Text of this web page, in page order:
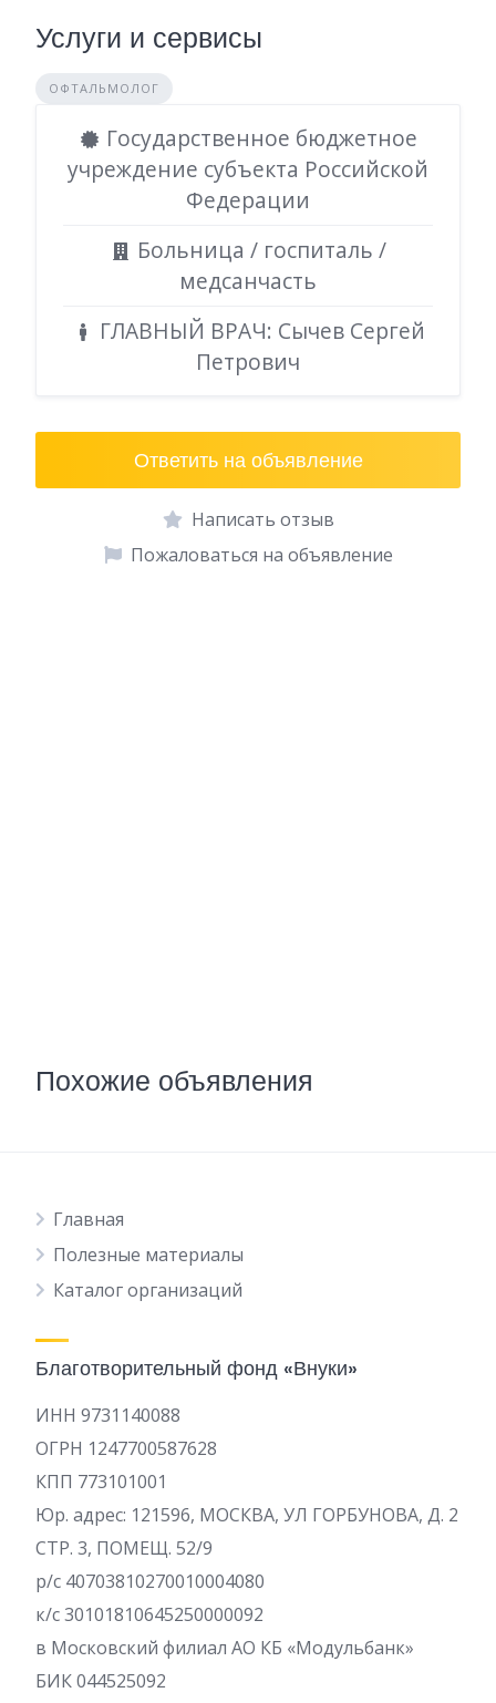
Услуги и сервисы
ОФТАЛЬМОЛОГ
Государственное бюджетное
учреждение субъекта Российской
Федерации
Больница / госпиталь /
медсанчасть
ГЛАВНЫЙ ВРАЧ: Сычев Сергей
Петрович
Ответить на объявление
Написать отзыв
Пожаловаться на объявление
Похожие объявления
Главная
Полезные материалы
Каталог организаций
Благотворительный фонд «Внуки»
ИНН 9731140088
ОГРН 1247700587628
КПП 773101001
Юр. адрес: 121596, МОСКВА, УЛ ГОРБУНОВА, Д. 2
СТР. 3, ПОМЕЩ. 52/9
р/c 40703810270010004080
к/с 30101810645250000092
в Московский филиал АО КБ «Модульбанк»
БИК 044525092